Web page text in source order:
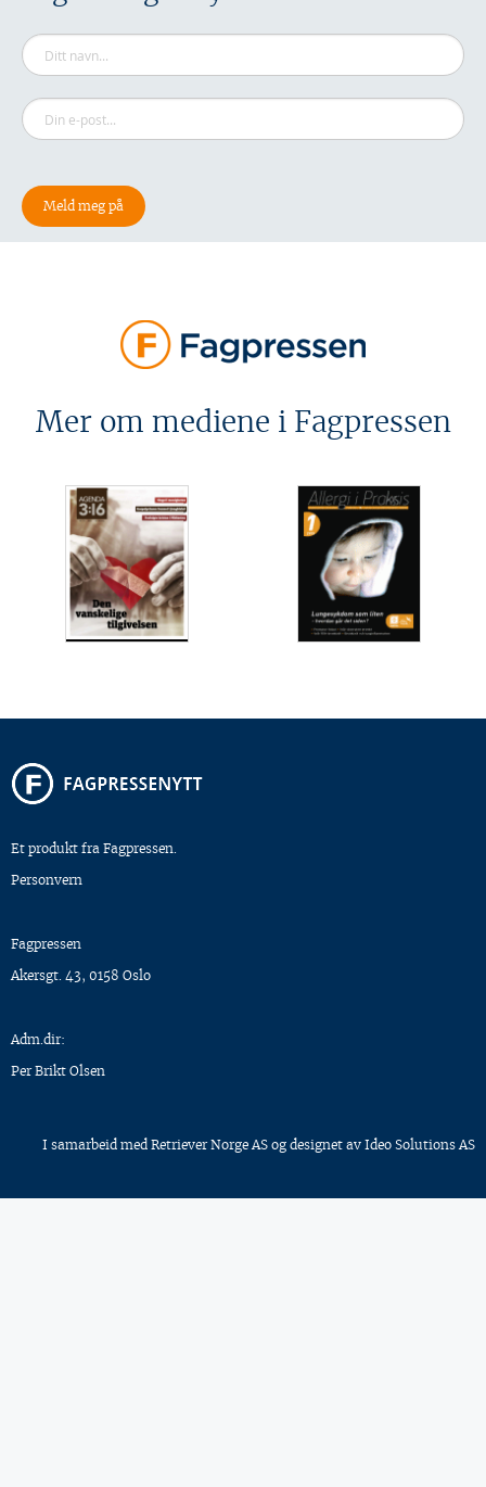
Mer om mediene i Fagpressen
Et produkt fra Fagpressen.
Personvern
Fagpressen
Akersgt. 43, 0158 Oslo
Adm.dir:
Per Brikt Olsen
I samarbeid med Retriever Norge AS og designet av Ideo Solutions AS